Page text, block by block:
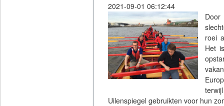
2021-09-01 06:12:44
roei
Het
Uilenspiegel gebruikten voor hun